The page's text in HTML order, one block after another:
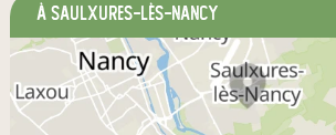
à Saulxures-lès-Nancy